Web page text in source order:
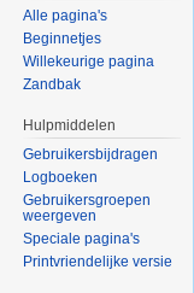
Alle pagina's
Beginnetjes
Willekeurige pagina
Zandbak
Hulpmiddelen
Gebruikersbijdragen
Logboeken
Gebruikersgroepen
weergeven
Speciale pagina's
Printvriendelijke versie